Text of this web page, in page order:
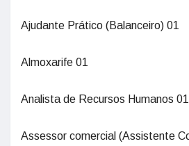
Ajudante Prático (Balanceiro) 01
Almoxarife 01
Analista de Recursos Humanos 01
Assessor comercial (Assistente